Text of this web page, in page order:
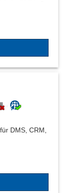
DMS, CRM,